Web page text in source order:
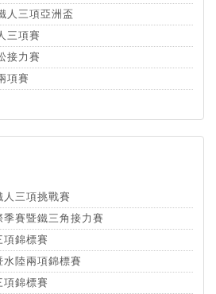
人三項亞洲盃
三項賽
接力賽
項賽
三項挑戰賽
賽暨鐵三角接力賽
項錦標賽
水陸兩項錦標賽
項錦標賽